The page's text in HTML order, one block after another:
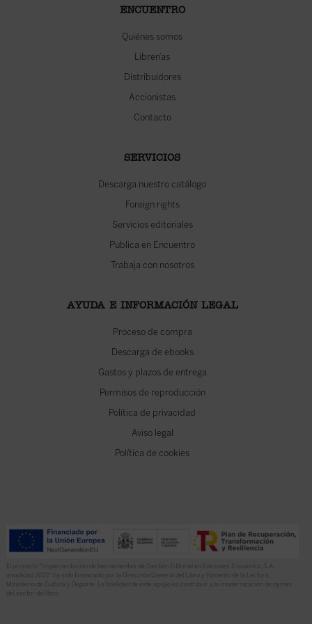
ENCUENTRO
Quiénes somos
Librerías
Distribuidores
Accionistas
Contacto
SERVICIOS
Descarga nuestro catálogo
Foreign rights
Servicios editoriales
Publica en Encuentro
Trabaja con nosotros
AYUDA E INFORMACIÓN LEGAL
Proceso de compra
Descarga de ebooks
Gastos y plazos de entrega
Permisos de reproducción
Política de privacidad
Aviso legal
Política de cookies
El proyecto “Implementación de herramientas de Gestión Editorial en Ediciones Encuentro, S.A.
anualidad 2022” ha sido financiado por la Dirección General del Libro y Fomento de la Lectura,
Ministerio de Cultura y Deporte. La finalidad de este apoyo es contribuir a la modernización de pymes
del sector del libro.